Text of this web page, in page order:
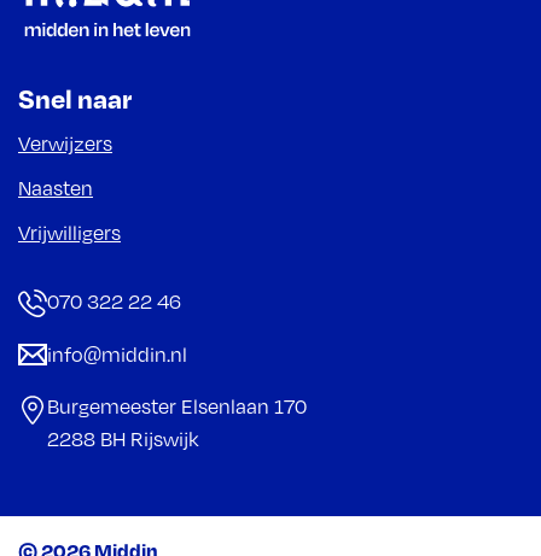
Snel naar
Verwijzers
Naasten
Vrijwilligers
070 322 22 46
info@middin.nl
Burgemeester Elsenlaan 170
2288 BH Rijswijk